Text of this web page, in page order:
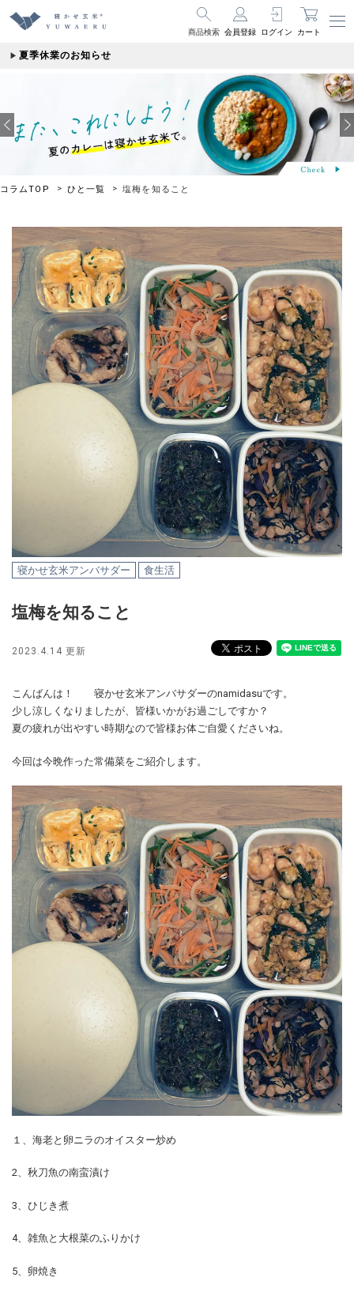
商品検索 会員登録 ログイン カート
夏季休業のお知らせ
コラムTOP ひと一覧 塩梅を知ること
寝かせ玄米アンバサダー 食生活
塩梅を知ること
2023.4.14 更新
こんばんは！ 寝かせ玄米アンバサダーのnamidasuです。
少し涼しくなりましたが、皆様いかがお過ごしですか？
夏の疲れが出やすい時期なので皆様お体ご自愛くださいね。
今回は今晩作った常備菜をご紹介します。
１、海老と卵ニラのオイスター炒め
2、秋刀魚の南蛮漬け
3、ひじき煮
4、雑魚と大根菜のふりかけ
5、卵焼き